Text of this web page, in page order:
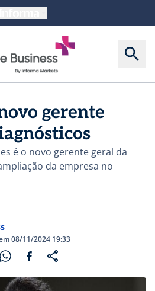
gerente
é o novo gerente geral da
da empresa no
08/11/2024 19:33